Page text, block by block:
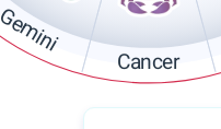
Cancer